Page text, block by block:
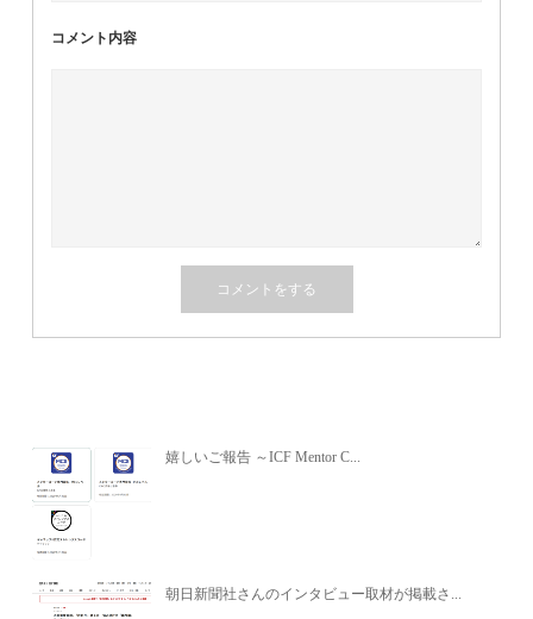
コメント内容
嬉しいご報告 ～ICF Mentor C...
朝日新聞社さんのインタビュー取材が掲載さ...